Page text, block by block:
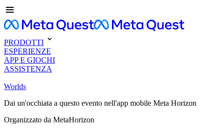
PRODOTTI
ESPERIENZE
APP E GIOCHI
ASSISTENZA
Worlds
Dai un'occhiata a questo evento nell'app mobile Meta Horizon
Organizzato da MetaHorizon